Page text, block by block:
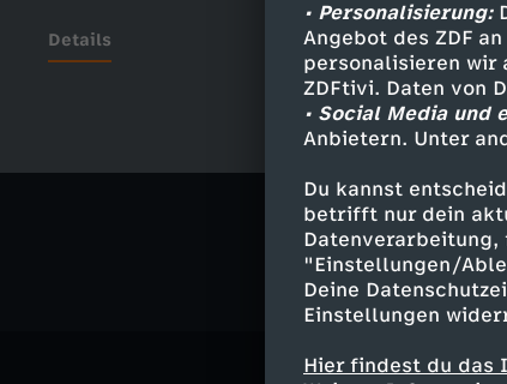
• Personalisierung:
Angebot des ZDF
personalisieren wir
ZDFtivi. Daten von
• Social Media und
Anbietern. Unter
Du kannst
betrifft nur dein
"Einstellungen/
Deine
Einstellungen
Hier findest du das
Details